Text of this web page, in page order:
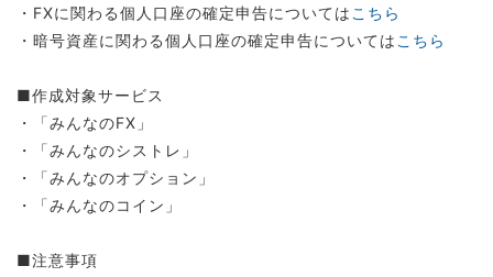
・FXに関わる個人口座の確定申告については こちら
・暗号資産に関わる個人口座の確定申告については こちら
■作成対象サービス
・「みんなのFX」
・「みんなのシストレ」
・「みんなのオプション」
・「みんなのコイン」
■注意事項